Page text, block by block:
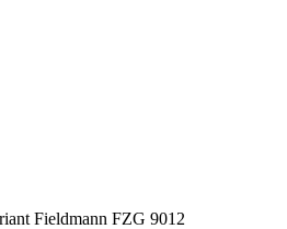
Fieldmann FZG 9012